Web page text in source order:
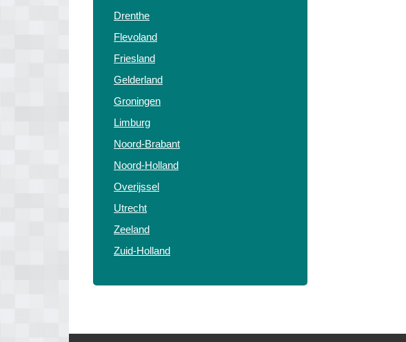
Drenthe
Flevoland
Friesland
Gelderland
Groningen
Limburg
Noord-Brabant
Noord-Holland
Overijssel
Utrecht
Zeeland
Zuid-Holland